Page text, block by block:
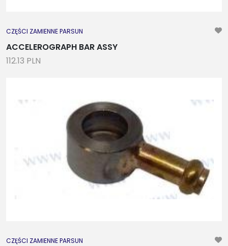
CZĘŚCI ZAMIENNE PARSUN
ACCELEROGRAPH BAR ASSY
112.13 PLN
CZĘŚCI ZAMIENNE PARSUN